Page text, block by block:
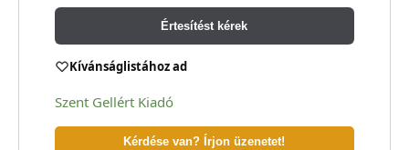
Értesítést kérek
Kívánságlistához ad
Szent Gellért Kiadó
Kérdése van? Írjon üzenetet!